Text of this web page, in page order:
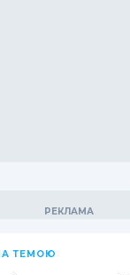
ТЕМОЮ